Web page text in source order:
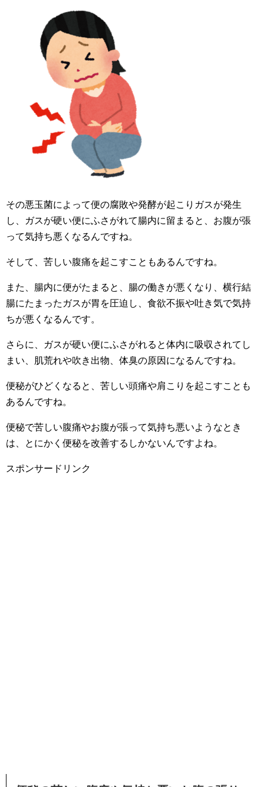
その悪玉菌によって便の腐敗や発酵が起こりガスが発生
し、ガスが硬い便にふさがれて腸内に留まると、お腹が張
って気持ち悪くなるんですね。
そして、苦しい腹痛を起こすこともあるんですね。
また、腸内に便がたまると、腸の働きが悪くなり、横行結
腸にたまったガスが胃を圧迫し、食欲不振や吐き気で気持
ちが悪くなるんです。
さらに、ガスが硬い便にふさがれると体内に吸収されてし
まい、肌荒れや吹き出物、体臭の原因になるんですね。
便秘がひどくなると、苦しい頭痛や肩こりを起こすことも
あるんですね。
便秘で苦しい腹痛やお腹が張って気持ち悪いようなとき
は、とにかく便秘を改善するしかないんですよね。
スポンサードリンク